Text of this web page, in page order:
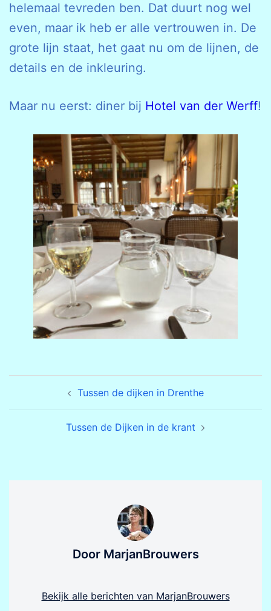
helemaal tevreden ben. Dat duurt nog wel
even, maar ik heb er alle vertrouwen in. De
grote lijn staat, het gaat nu om de lijnen, de
details en de inkleuring.
Maar nu eerst: diner bij Hotel van der Werff!
navigatie Tussen de dijken in Drenthe
Tussen de Dijken in de krant
Door MarjanBrouwers
Bekijk alle berichten van MarjanBrouwers